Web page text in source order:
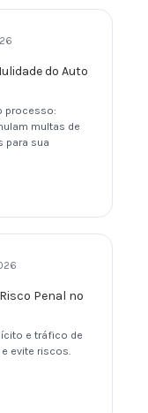
do Auto
processo:
multas de
para sua
Penal no
e tráfico de
evite riscos.